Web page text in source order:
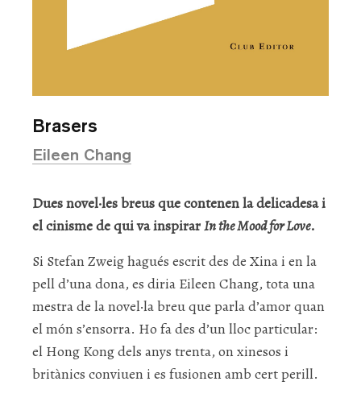
Brasers
Eileen Chang
Dues novel·les breus que contenen la delicadesa i
el cinisme de qui va inspirarIn the Mood for Love.
Si Stefan Zweig hagués escrit des de Xina i en la
pell d’una dona, es diria Eileen Chang, tota una
mestra de la novel·la breu que parla d’amor quan
el món s’ensorra. Ho fa des d’un lloc particular:
el Hong Kong dels anys trenta, on xinesos i
britànics conviuen i es fusionen amb cert perill.